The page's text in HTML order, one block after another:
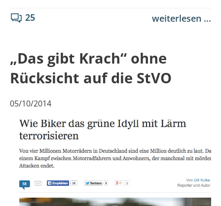
25 weiterlesen ...
„Das gibt Krach“ ohne
Rücksicht auf die StVO
05/10/2014